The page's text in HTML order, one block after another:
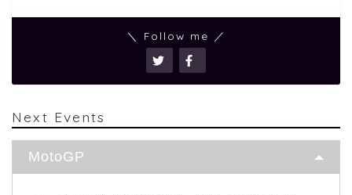
＼ Follow me ／
Next Events
MotoGP